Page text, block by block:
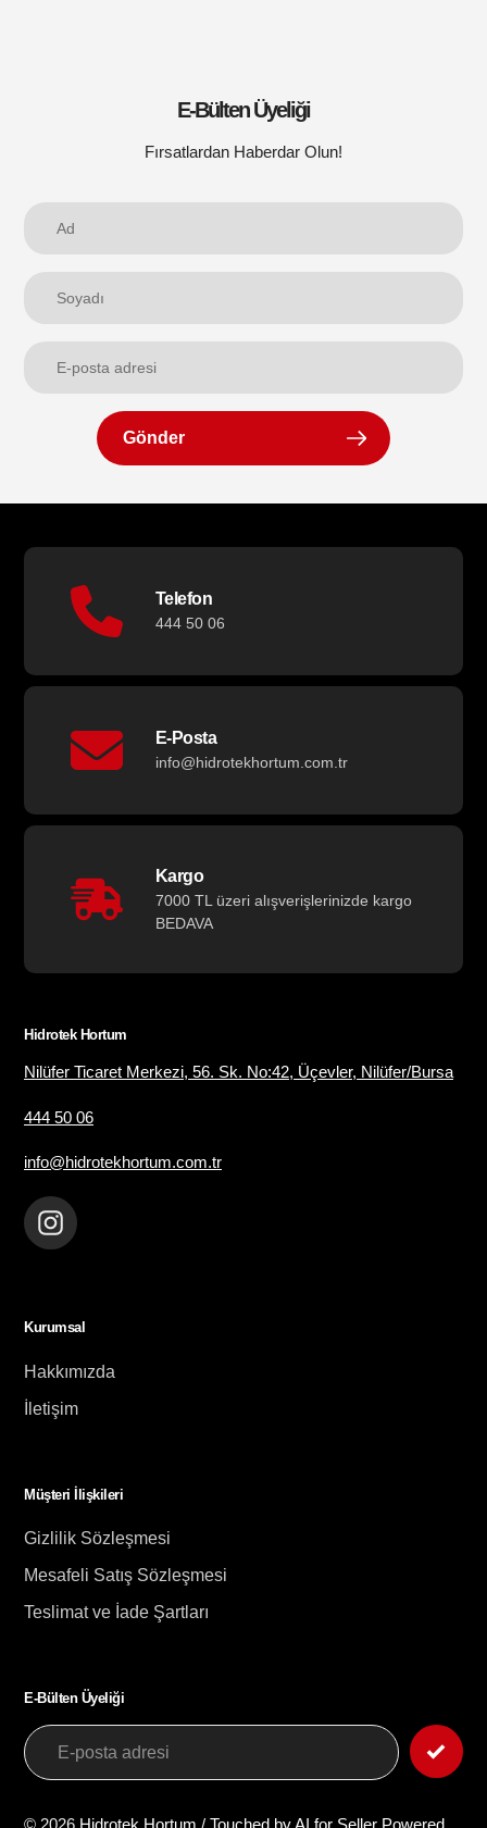
E-Bülten Üyeliği
Fırsatlardan Haberdar Olun!
Gönder
Telefon
444 50 06
E-Posta
info@hidrotekhortum.com.tr
Kargo
7000 TL üzeri alışverişlerinizde kargo
BEDAVA
Hidrotek Hortum
Nilüfer Ticaret Merkezi, 56. Sk. No:42, Üçevler, Nilüfer/Bursa
444 50 06
info@hidrotekhortum.com.tr
Instagram
Kurumsal
Hakkımızda
İletişim
Müşteri İlişkileri
Gizlilik Sözleşmesi
Mesafeli Satış Sözleşmesi
Teslimat ve İade Şartları
E-Bülten Üyeliği
© 2026 Hidrotek Hortum / Touched by AI for Seller Powered